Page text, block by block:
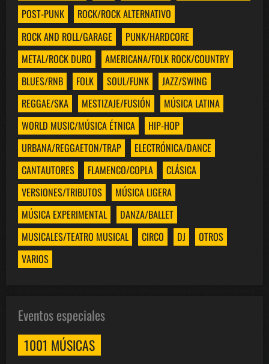
POST-PUNK
ROCK/ROCK ALTERNATIVO
ROCK AND ROLL/GARAGE
PUNK/HARDCORE
METAL/ROCK DURO
AMERICANA/FOLK ROCK/COUNTRY
BLUES/RNB
FOLK SOUL/FUNK
JAZZ/SWING
REGGAE/SKA
MESTIZAJE/FUSIÓN
MÚSICA LATINA
WORLD MUSIC/MÚSICA ÉTNICA
HIP-HOP
URBANA/REGGAETON/TRAP
ELECTRÓNICA/DANCE
CANTAUTORES
FLAMENCO/COPLA
CLÁSICA
VERSIONES/TRIBUTOS
MÚSICA LIGERA
MÚSICA EXPERIMENTAL
DANZA/BALLET
MUSICALES/TEATRO MUSICAL
CIRCO DJ
OTROS
VARIOS
Eventos especiales
1001 MÚSICAS